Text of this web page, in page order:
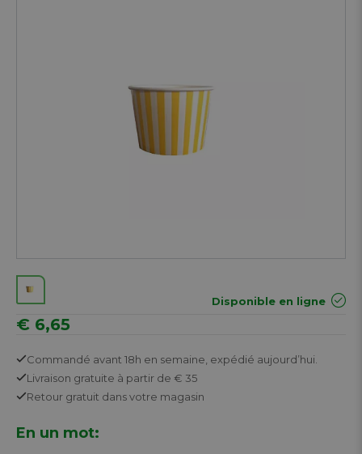
Disponible en ligne
€ 6,65
Commandé avant 18h en semaine, expédié aujourd’hui.
Livraison gratuite à partir de € 35
Retour gratuit dans votre magasin
En un mot: